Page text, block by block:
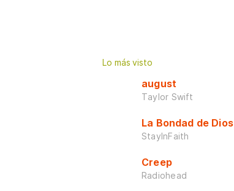
Lo más visto
august
Taylor Swift
La Bondad de Dios
StayInFaith
Creep
Radiohead